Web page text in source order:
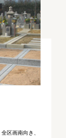
区画南向き、